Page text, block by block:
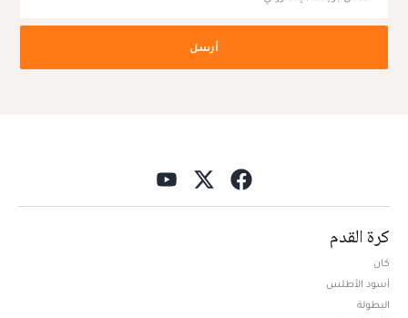
أرسل
كرة القدم
كان
أسود الأطلس
البطولة